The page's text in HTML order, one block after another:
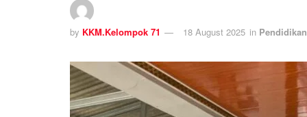
by KKM.Kelompok 71 18 August 2025 in Pendidikan